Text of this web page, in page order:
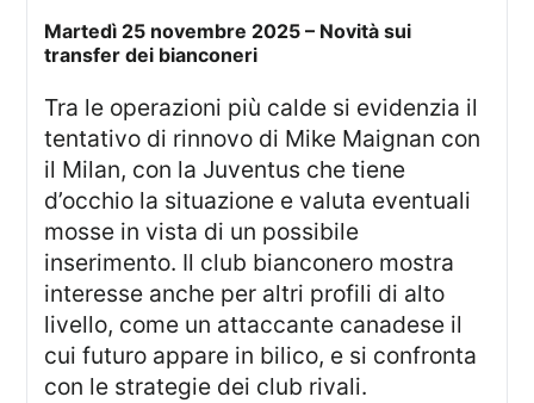
Martedì 25 novembre 2025 – Novità sui
transfer dei bianconeri
Tra le operazioni più calde si evidenzia il
tentativo di rinnovo di Mike Maignan con
il Milan, con la Juventus che tiene
d’occhio la situazione e valuta eventuali
mosse in vista di un possibile
inserimento. Il club bianconero mostra
interesse anche per altri profili di alto
livello, come un attaccante canadese il
cui futuro appare in bilico, e si confronta
con le strategie dei club rivali.